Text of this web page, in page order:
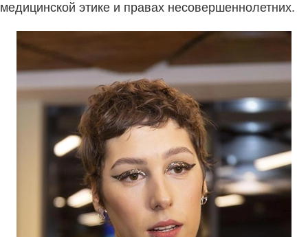
медицинской этике и правах несовершеннолетних.